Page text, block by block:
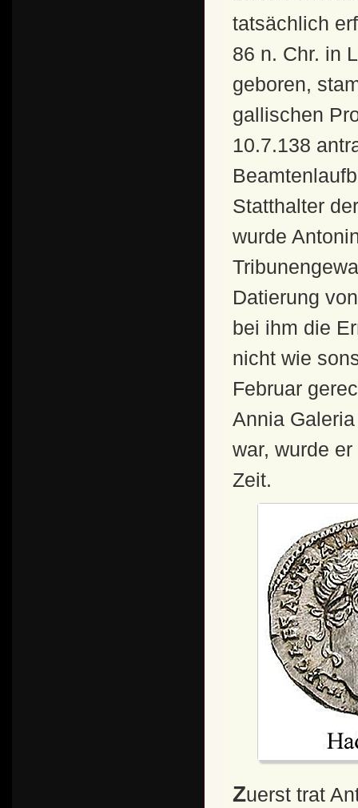
tatsächlich
86 n. Chr. in
geboren,
gallischen
10.7.138
Statthalter
wurde
Datierung
bei ihm die
nicht wie
Februar
Annia
war, wurde
Zeit.
Zuerst trat Antoninus Pius im kaiserlichen Rat und im